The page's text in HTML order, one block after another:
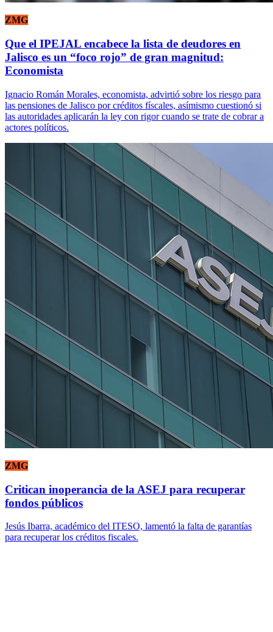
ZMG
Que el IPEJAL encabece la lista de deudores en
Jalisco es un “foco rojo” de gran magnitud:
Economista
Ignacio Román Morales, economista, advirtió sobre los riesgo para
las pensiones de Jalisco por créditos físcales, asímismo cuestionó si
las autoridades aplicarán la ley con rigor cuando se trate de cobrar a
actores políticos.
ZMG
Critican inoperancia de la ASEJ para recuperar
fondos públicos
Jesús Ibarra, académico del ITESO, lamentó la falta de garantías
para recuperar los créditos fiscales.